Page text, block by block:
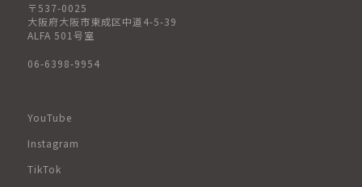
〒537-0025
大阪府大阪市東成区中道4-5-39
ALFA 501号室
06-6398-9954
YouTube
Instagram
TikTok